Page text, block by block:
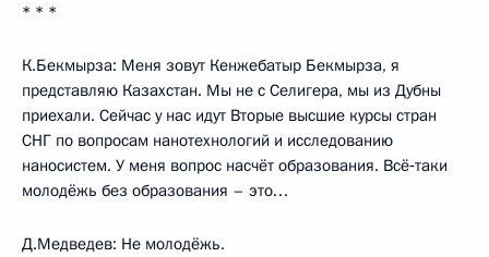
* * *
К.Бекмырза: Меня зовут Кенжебатыр Бекмырза, я
представляю Казахстан. Мы не с Селигера, мы из Дубны
приехали. Сейчас у нас идут Вторые высшие курсы стран
СНГ по вопросам нанотехнологий и исследованию
наносистем. У меня вопрос насчёт образования. Всё‑таки
молодёжь без образования – это…
Д.Медведев: Не молодёжь.